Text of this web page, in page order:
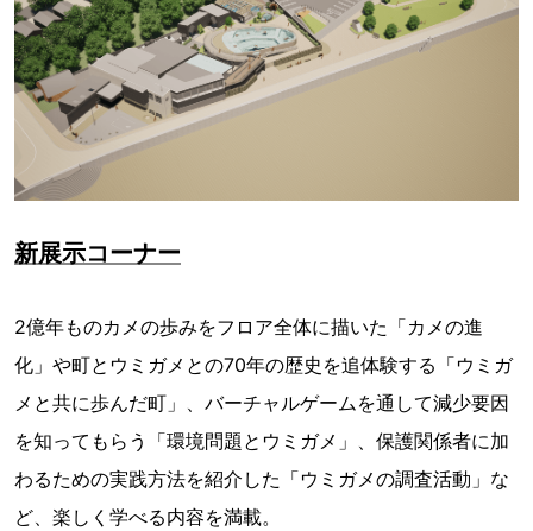
新展示コーナー
2億年ものカメの歩みをフロア全体に描いた「カメの進
化」や町とウミガメとの70年の歴史を追体験する「ウミガ
メと共に歩んだ町」、バーチャルゲームを通して減少要因
を知ってもらう「環境問題とウミガメ」、保護関係者に加
わるための実践方法を紹介した「ウミガメの調査活動」な
ど、楽しく学べる内容を満載。